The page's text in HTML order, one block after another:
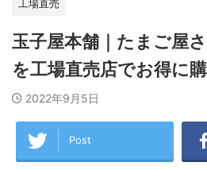
工場直売
玉子屋本舗｜たまご屋
を工場直売店でお得に購
2022年9月5日
Post